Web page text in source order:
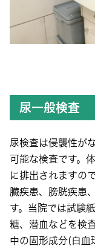
尿一般検査
尿検査は侵襲性が
可能な検査です。
に排出されますの
臓疾患、膀胱疾患
す。当院では試験
糖、潜血などを検
中の固形成分(白血